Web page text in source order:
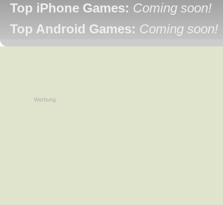
Top iPhone Games: Coming soon!
Top Android Games: Coming soon!
Werbung